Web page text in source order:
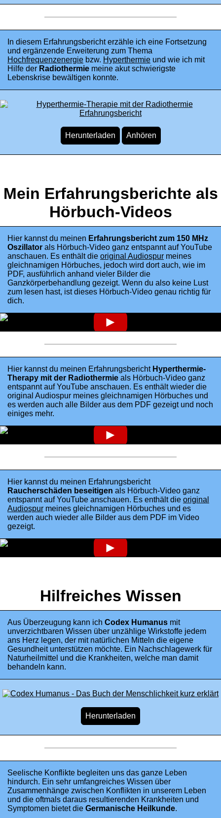
In diesem Erfahrungsbericht erzähle ich eine Fortsetzung
und ergänzende Erweiterung zum Thema
Hochfrequenzenergie bzw. Hyperthermie und wie ich mit
Hilfe der Radiothermie meine akut schwierigste
Lebenskrise bewältigen konnte.
Mein Erfahrungsberichte als
Hörbuch-Videos
Hier kannst du meinen Erfahrungsbericht zum 150 MHz
Oszillator als Hörbuch-Video ganz entspannt auf YouTube
anschauen. Es enthält die original Audiospur meines
gleichnamigen Hörbuches, jedoch wird dort auch, wie im
PDF, ausführlich anhand vieler Bilder die
Ganzkörperbehandlung gezeigt. Wenn du also keine Lust
zum lesen hast, ist dieses Hörbuch-Video genau richtig für
dich.
►
Hier kannst du meinen Erfahrungsbericht Hyperthermie-
Therapy mit der Radiothermie als Hörbuch-Video ganz
entspannt auf YouTube anschauen. Es enthält wieder die
original Audiospur meines gleichnamigen Hörbuches und
es werden auch alle Bilder aus dem PDF gezeigt und noch
einiges mehr.
►
Hier kannst du meinen Erfahrungsbericht
Raucherschäden beseitigen als Hörbuch-Video ganz
entspannt auf YouTube anschauen. Es enthält die original
Audiospur meines gleichnamigen Hörbuches und es
werden auch wieder alle Bilder aus dem PDF im Video
gezeigt.
►
Hilfreiches Wissen
Aus Überzeugung kann ich Codex Humanus mit
unverzichtbaren Wissen über unzählige Wirkstoffe jedem
ans Herz legen, der mit natürlichen Mitteln die eigene
Gesundheit unterstützen möchte. Ein Nachschlagewerk für
Naturheilmittel und die Krankheiten, welche man damit
behandeln kann.
Seelische Konflikte begleiten uns das ganze Leben
hindurch. Ein sehr umfangreiches Wissen über
Zusammenhänge zwischen Konflikten in unserem Leben
und die oftmals daraus resultierenden Krankheiten und
Symptomen bietet die Germanische Heilkunde.